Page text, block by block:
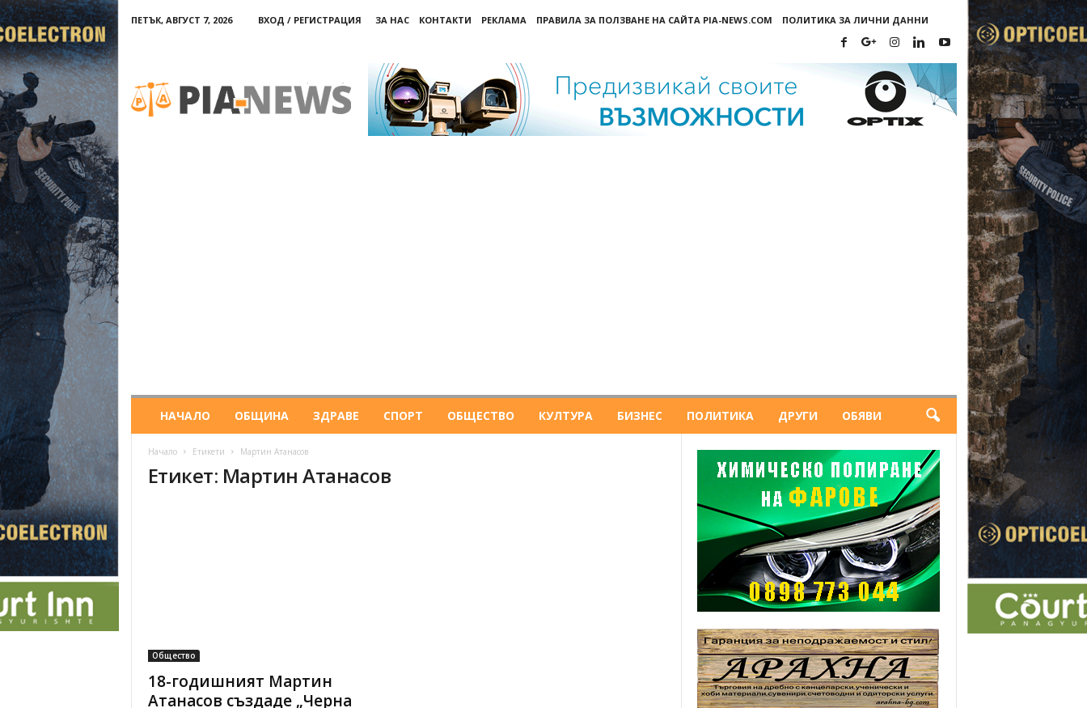
ПЕТЪК, АВГУСТ 7, 2026 ВХОД / РЕГИСТРАЦИЯ ЗА НАС КОНТАКТИ РЕКЛАМА ПРАВИЛА ЗА ПОЛЗВАНЕ НА САЙТА PIA-NEWS.COM ПОЛИТИКА ЗА ЛИЧНИ ДАННИ
НАЧАЛО ОБЩИНА ЗДРАВЕ СПОРТ ОБЩЕСТВО КУЛТУРА БИЗНЕС ПОЛИТИКА ДРУГИ ОБЯВИ
Начало Етикети Мартин Атанасов
Етикет: Мартин Атанасов
Общество
18-годишният Мартин
Атанасов създаде „Черна